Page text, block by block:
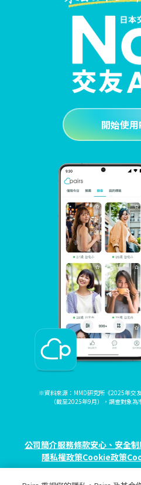
開始使
※資料來源：MMD研究所《2025年交
（截至2025年9月），調查對象
公司簡介服務條款安心、安全
隱私權政策Cookie政策